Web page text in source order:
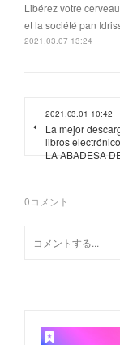
Libérez votre
et la société pan
2021.03.07 13:24
2021.03.01 10:42
La mejor
libros
LA ABADESA
0コメント